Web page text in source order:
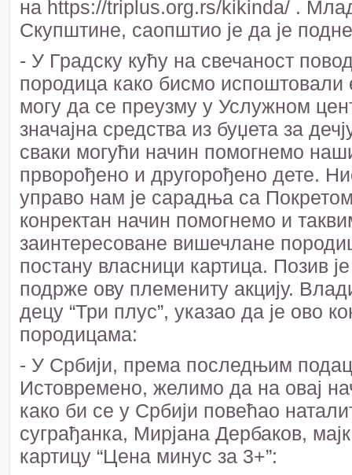
на https://triplus.org.rs/kikinda/ .
Скупштине, саопштио је да је
- У Градску кућу на свечаност
породица како бисмо
могу да се преузму у Услужном
значајна средства из буџета за
сваки могући начин помогнемо
прворођено и другорођено дете.
управо нам је сарадња са
конректан начин помогнемо и
заинтересоване вишечлане
постану власници картица. Позив
подрже ову племениту акцију.
децу “Три плус”, указао да је ово
породицама:
- У Србији, према последњим
Истовремено, желимо да на овај
како би се у Србији повећао
суграђанка, Мирјана Дербаков,
картицу “Цена минус за 3+”: